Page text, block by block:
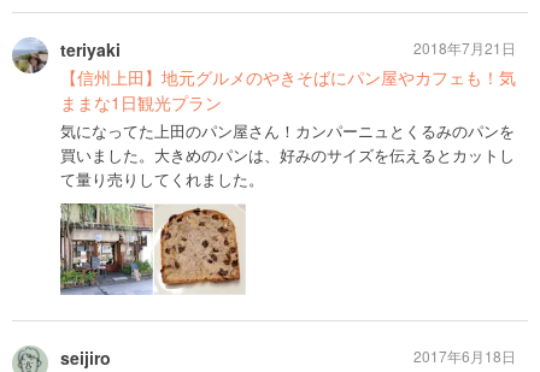
teriyaki
【信州上田】地元グルメのやきそばにパン屋やカフェも！気
ままな1日観光プラン
気になってた上田のパン屋さん！カンパーニュとくるみのパンを
買いました。大きめのパンは、好みのサイズを伝えるとカットし
て量り売りしてくれました。
2018年7月21日
seijiro
2017年6月18日